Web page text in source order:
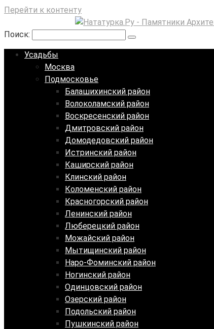
Перейти к контенту
Поиск:
Усадьбы
Москва
Подмосковье
Балашихинский район
Волоколамский район
Воскресенский район
Дмитровский район
Домодедовский район
Истринский район
Каширский район
Клинский район
Коломенский район
Красногорский район
Ленинский район
Люберецкий район
Можайский район
Мытищинский район
Наро-Фоминский район
Ногинский район
Одинцовский район
Озерский район
Подольский район
Пушкинский район